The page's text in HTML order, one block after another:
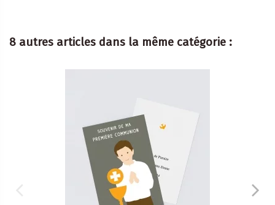
8 autres articles dans la même catégorie :